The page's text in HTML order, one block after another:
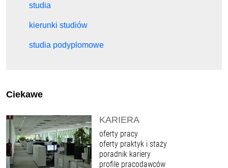
studia
kierunki studiów
studia podyplomowe
Ciekawe
KARIERA
oferty pracy
oferty praktyk i staży
poradnik kariery
profile pracodawców